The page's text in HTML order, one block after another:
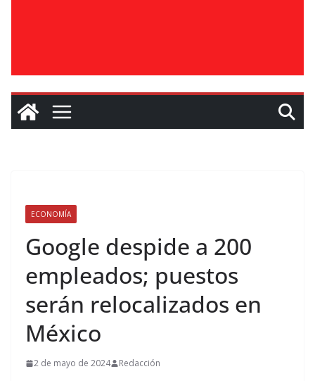
ECONOMÍA
Google despide a 200
empleados; puestos
serán relocalizados en
México
2 de mayo de 2024 Redacción